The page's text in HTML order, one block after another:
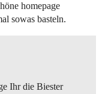
homepage
sowas basteln.
Ihr die Biester